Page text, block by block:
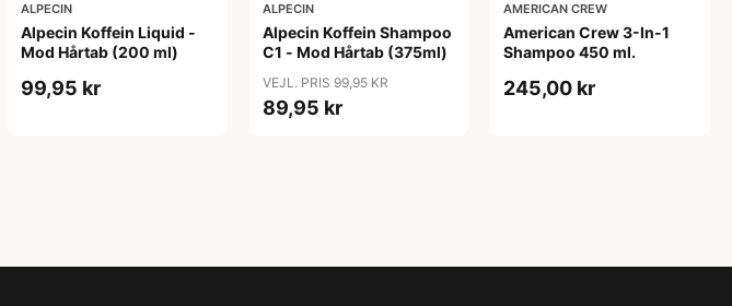
ALPECIN
Alpecin Koffein Liquid -
Mod Hårtab (200 ml)
99,95 kr
ALPECIN
Alpecin Koffein Shampoo
C1 - Mod Hårtab (375ml)
VEJL. PRIS 99,95 KR
89,95 kr
AMERICAN CREW
American Crew 3-In-1
Shampoo 450 ml.
245,00 kr